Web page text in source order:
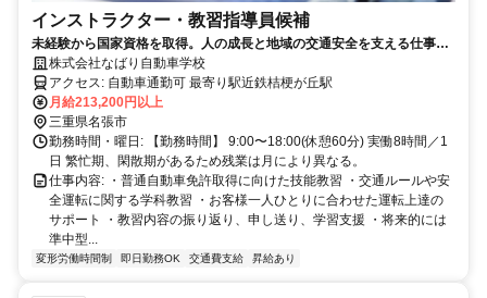
インストラクター・教習指導員候補
未経験から国家資格を取得。人の成長と地域の交通安全を支える仕事で
す。株式会社なばり自動車学校
アクセス: 自動車通勤可 最寄り駅近鉄桔梗が丘駅
月給213,200円以上
三重県名張市
勤務時間・曜日: 【勤務時間】 9:00〜18:00(休憩60分) 実働8時間／1
日 繁忙期、閑散期があるため残業は月により異なる。
仕事内容: ・普通自動車免許取得に向けた技能教習 ・交通ルールや安
全運転に関する学科教習 ・お客様一人ひとりに合わせた運転上達の
サポート ・教習内容の振り返り、申し送り、学習支援 ・将来的には
準中型...
変形労働時間制 即日勤務OK 交通費支給 昇給あり